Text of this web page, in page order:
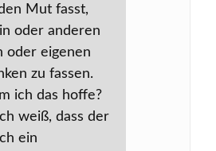
Mut fasst,
oder anderen
oder eigenen
zu fassen.
ich das hoffe?
weiß, dass der
ein